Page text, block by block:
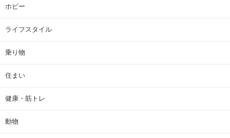
ホビー
ライフスタイル
乗り物
住まい
健康・筋トレ
動物